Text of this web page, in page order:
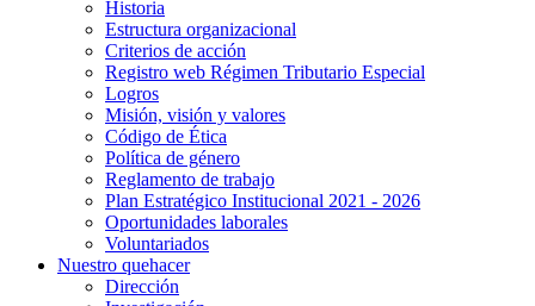
Historia
Estructura organizacional
Criterios de acción
Registro web Régimen Tributario Especial
Logros
Misión, visión y valores
Código de Ética
Política de género
Reglamento de trabajo
Plan Estratégico Institucional 2021 - 2026
Oportunidades laborales
Voluntariados
Nuestro quehacer
Dirección